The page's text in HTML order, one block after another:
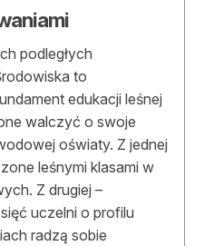
podległych
to
edukacji leśnej
walczyć o swoje
oświaty. Z jednej
leśnymi klasami w
Z drugiej –
uczelni o profilu
radzą sobie